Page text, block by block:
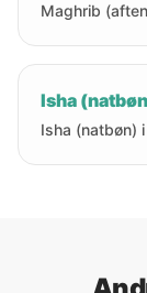
Maghrib
Isha
Isha (natbøn)